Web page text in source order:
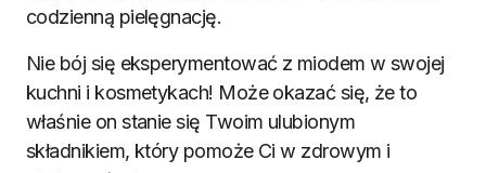
codzienną pielęgnację.
Nie bój się eksperymentować z miodem w swojej
kuchni i kosmetykach! Może okazać się, że to
właśnie on stanie się Twoim ulubionym
składnikiem, który pomoże Ci w zdrowym i